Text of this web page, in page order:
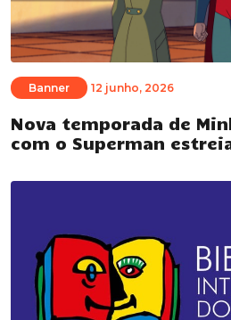
Banner 12 junho, 2026
Nova temporada de
com o Superman